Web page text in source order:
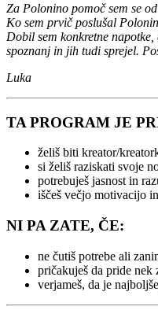
Za Polonino pomoč sem se
Ko sem prvič poslušal
Dobil sem konkretne
spoznanj in jih tudi sprejel.
Luka
TA PROGRAM JE
želiš biti kreator/
si želiš raziskati svoje
potrebuješ jasnost in
iščeš večjo motivacijo
NI PA ZATE, ČE:
ne čutiš potrebe ali
pričakuješ da pride nek
verjameš, da je